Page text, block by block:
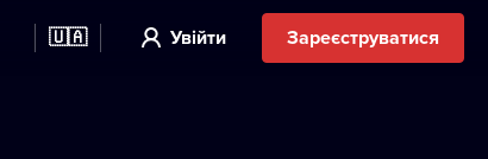
🇺🇦 Увійти Зареєструватися